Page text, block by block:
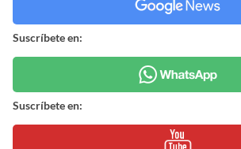
Suscríbete en:
Suscríbete en: